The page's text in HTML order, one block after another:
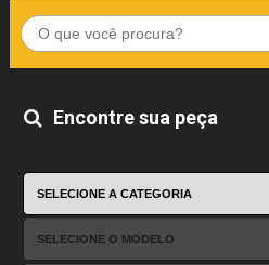
Encontre sua peça